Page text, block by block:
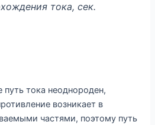
тока, сек.
путь тока неоднороден,
возникает в
частями, поэтому путь